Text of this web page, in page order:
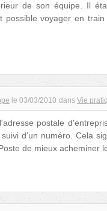
de son équipe. Il
possible voyager en
le 03/03/2010 dans Vie
postale
d'un numéro. Cela
de mieux acheminer